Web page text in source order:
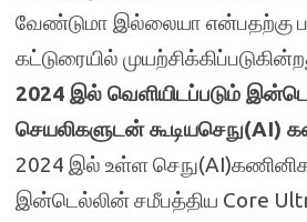
வேண்டுமா இல்லையா என்பதற்கு
கட்டுரையில்
2024 இல் வெளியிடப்படும்
செயலிகளுடன் கூடியசெநு(AI)
2024 இல் உள்ள
இன்டெல்லின் சமீபத்திய Core